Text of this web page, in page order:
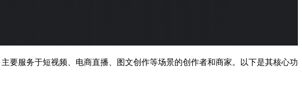
服务于短视频、电商直播、图文创作等场景的创作者和商家。以下是其核心功